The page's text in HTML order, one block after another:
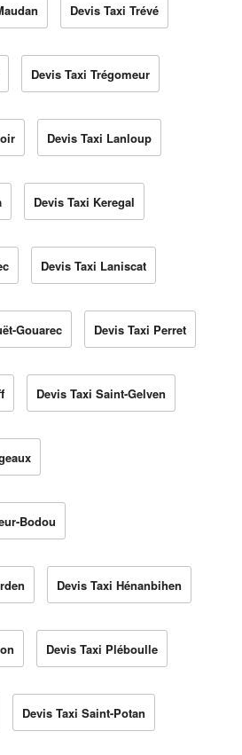
Devis Taxi Trévé
Devis Taxi Trégomeur
Devis Taxi Lanloup
Devis Taxi Keregal
Devis Taxi Laniscat
Gouarec Devis Taxi Perret
Devis Taxi Saint-Gelven
Bodou
Devis Taxi Hénanbihen
Devis Taxi Pléboulle
Devis Taxi Saint-Potan